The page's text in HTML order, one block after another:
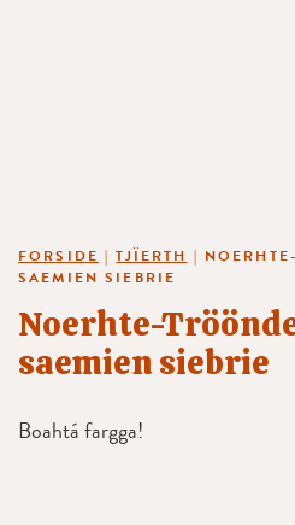
FORSIDE |TJÏERTH |
SAEMIEN SIEBRIE
Noerhte-
saemien siebrie
Boahtá fargga!